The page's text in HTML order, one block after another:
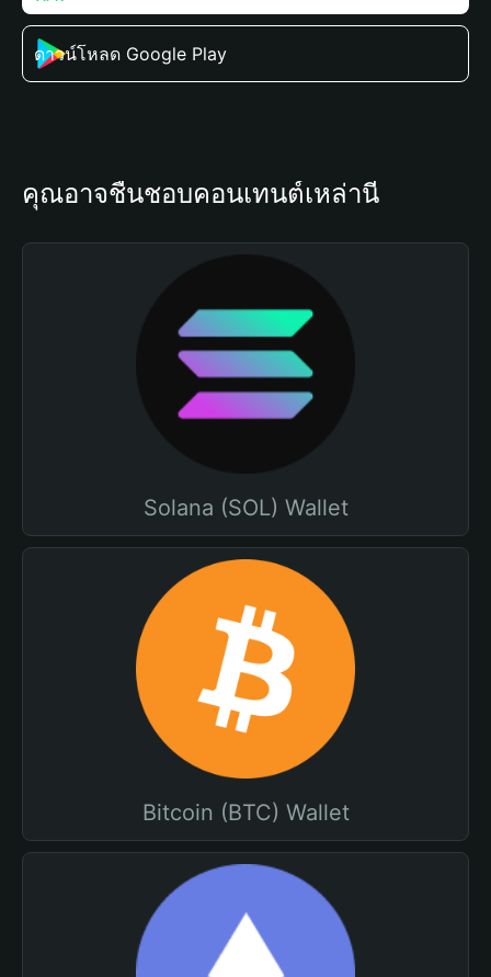
ดาวน์โหลด Google Play
คุณอาจชื่นชอบคอนเทนต์เหล่านี้
Solana (SOL) Wallet
Bitcoin (BTC) Wallet